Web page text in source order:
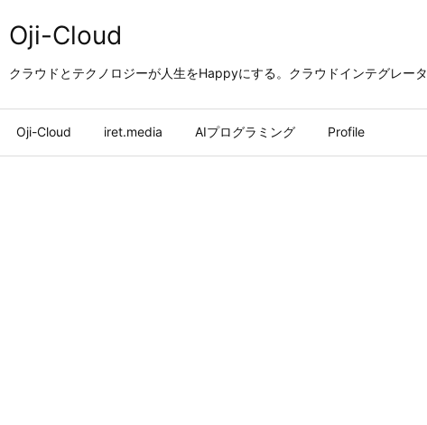
Oji-Cloud
クラウドとテクノロジーが人生をHappyにする。クラウドインテグレー
Oji-Cloud iret.media AIプログラミング Profile